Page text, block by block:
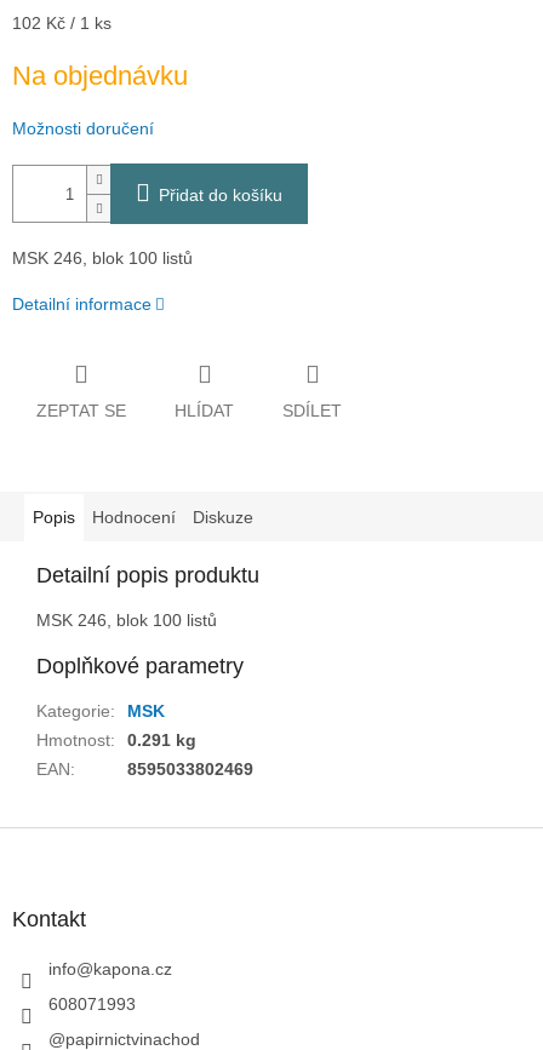
Měrná
102 Kč / 1 ks
Na objednávku
Možnosti doručení
Přidat do košíku
MSK 246, blok 100 listů
Detailní informace
ZEPTAT SE HLÍDAT SDÍLET
Popis Hodnocení Diskuze
Detailní popis produktu
MSK 246, blok 100 listů
Doplňkové parametry
Kategorie:
MSK
Hmotnost:
0.291 kg
EAN: 8595033802469
Kontakt
info@kapona.cz
608071993
@papirnictvinachod